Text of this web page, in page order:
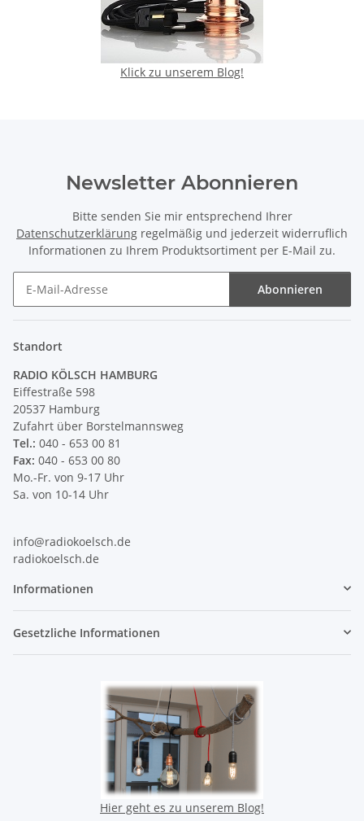
Klick zu unserem Blog!
Newsletter Abonnieren
Bitte senden Sie mir entsprechend Ihrer
Datenschutzerklärung regelmäßig und jederzeit widerruflich
Informationen zu Ihrem Produktsortiment per E-Mail zu.
Abonnieren
Standort
RADIO KÖLSCH HAMBURG
Eiffestraße 598
20537 Hamburg
Zufahrt über Borstelmannsweg
Tel.: 040 - 653 00 81
Fax: 040 - 653 00 80
Mo.-Fr. von 9-17 Uhr
Sa. von 10-14 Uhr
info@radiokoelsch.de
radiokoelsch.de
Informationen
Gesetzliche Informationen
Hier geht es zu unserem Blog!